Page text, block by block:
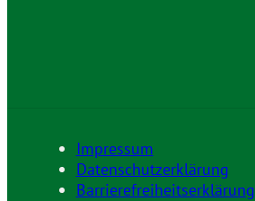
Impressum
Datenschutzerklärung
Barrierefreiheitserklärung